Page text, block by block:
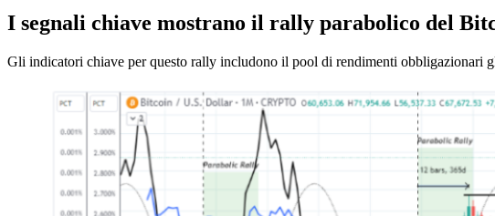
I segnali chiave mostrano il rally parabolico del
Gli indicatori chiave per questo rally includono il pool di rendimenti obbligazionari